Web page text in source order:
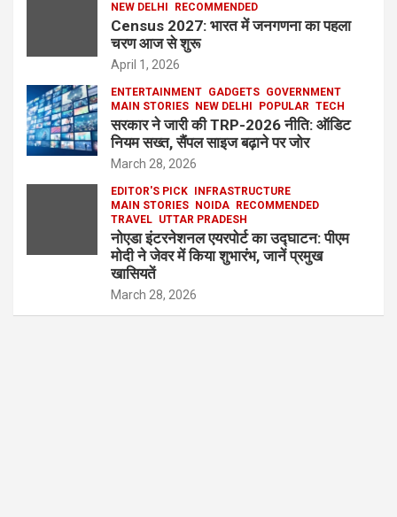
NEW DELHI
RECOMMENDED
Census 2027: भारत में जनगणना का पहला
चरण आज से शुरू
April 1, 2026
ENTERTAINMENT GADGETS GOVERNMENT
MAIN STORIES
NEW DELHI POPULAR TECH
सरकार ने जारी की TRP-2026 नीति: ऑडिट
नियम सख्त, सैंपल साइज बढ़ाने पर जोर
March 28, 2026
EDITOR'S PICK
INFRASTRUCTURE
MAIN STORIES
NOIDA
RECOMMENDED
TRAVEL UTTAR PRADESH
नोएडा इंटरनेशनल एयरपोर्ट का उद्घाटन: पीएम
मोदी ने जेवर में किया शुभारंभ, जानें प्रमुख
खासियतें
March 28, 2026